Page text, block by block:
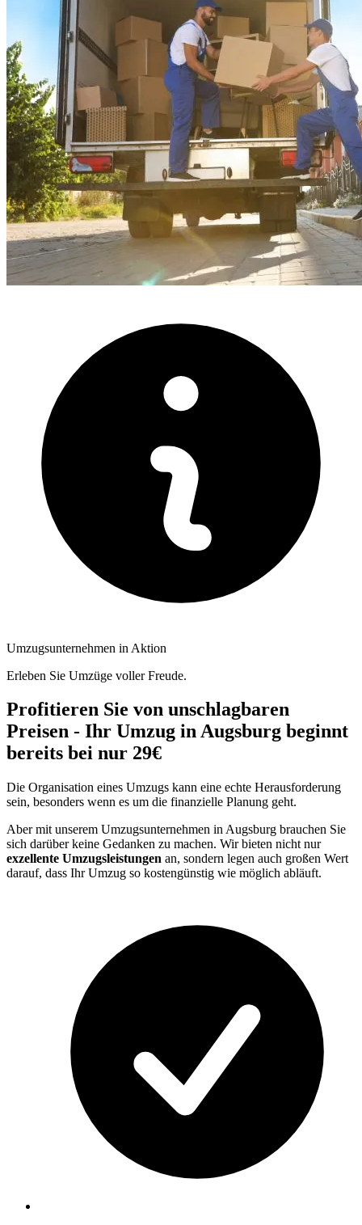
Umzugsunternehmen in Aktion
Erleben Sie Umzüge voller Freude.
Profitieren Sie von unschlagbaren
Preisen - Ihr Umzug in Augsburg beginnt
bereits bei nur 29€
Die Organisation eines Umzugs kann eine echte Herausforderung
sein, besonders wenn es um die finanzielle Planung geht.
Aber mit unserem Umzugsunternehmen in Augsburg brauchen Sie
sich darüber keine Gedanken zu machen. Wir bieten nicht nur
exzellente Umzugsleistungen an, sondern legen auch großen Wert
darauf, dass Ihr Umzug so kostengünstig wie möglich abläuft.